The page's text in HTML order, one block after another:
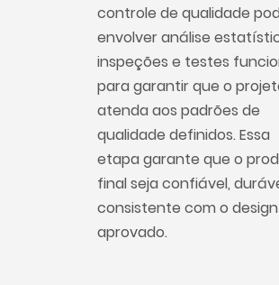
controle de qualidade
envolver análise
inspeções e testes
para garantir que o
atenda aos padrões de
qualidade definidos. Essa
etapa garante que o
final seja confiável,
consistente com o design
aprovado.